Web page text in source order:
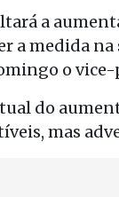
a
a medida
o vice-
do
mas